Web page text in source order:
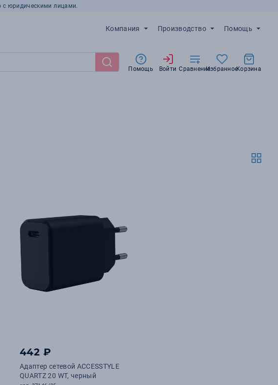
с юридическими лицами.
Компания Производство Помощь
Помощь Войти СравнениеИзбранноеКорзина
442 ₽
Адаптер сетевой ACCESSTYLE
QUARTZ 20 WT, черный